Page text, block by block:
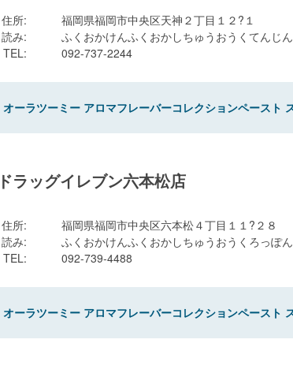
住所:
福岡県福岡市中央区天神２丁目１２?１
読み:
ふくおかけんふくおかしちゅうおうくてんじん
TEL: 092-737-2244
オーラツーミー アロマフレーバーコレクションペースト
ドラッグイレブン六本松店
住所:
福岡県福岡市中央区六本松４丁目１１?２８
読み:
ふくおかけんふくおかしちゅうおうくろっぽ
TEL: 092-739-4488
オーラツーミー アロマフレーバーコレクションペースト